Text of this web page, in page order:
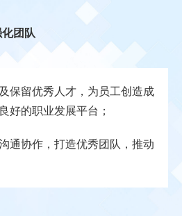
团队
保留优秀人才，为员工创造成
好的职业发展平台；
通协作，打造优秀团队，推动